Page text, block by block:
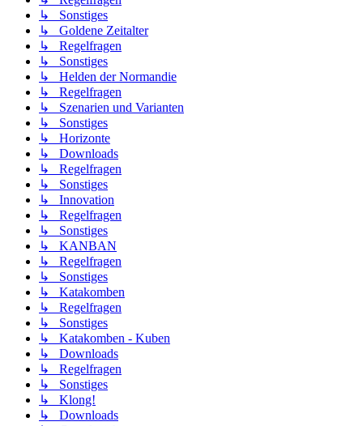
↳ Sonstiges
↳ Goldene Zeitalter
↳ Regelfragen
↳ Sonstiges
↳ Helden der Normandie
↳ Regelfragen
↳ Szenarien und Varianten
↳ Sonstiges
↳ Horizonte
↳ Downloads
↳ Regelfragen
↳ Sonstiges
↳ Innovation
↳ Regelfragen
↳ Sonstiges
↳ KANBAN
↳ Regelfragen
↳ Sonstiges
↳ Katakomben
↳ Regelfragen
↳ Sonstiges
↳ Katakomben - Kuben
↳ Downloads
↳ Regelfragen
↳ Sonstiges
↳ Klong!
↳ Downloads